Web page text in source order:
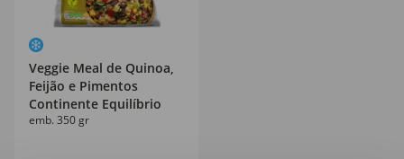
Veggie Meal de Quinoa,
Feijão e Pimentos
Continente Equilíbrio
emb. 350 gr